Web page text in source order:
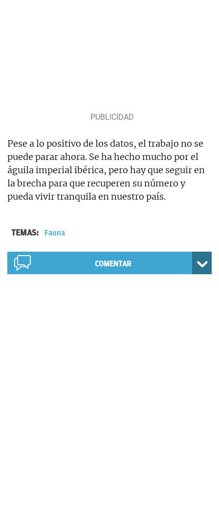
Pese a lo positivo de los datos, el trabajo no se
puede parar ahora. Se ha hecho mucho por el
águila imperial ibérica, pero hay que seguir en
la brecha para que recuperen su número y
pueda vivir tranquila en nuestro país.
TEMAS: Fauna
COMENTAR